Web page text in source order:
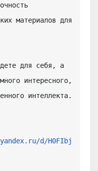
материалов для
для себя, а
интересного,
интеллекта.
d/H0FIbj